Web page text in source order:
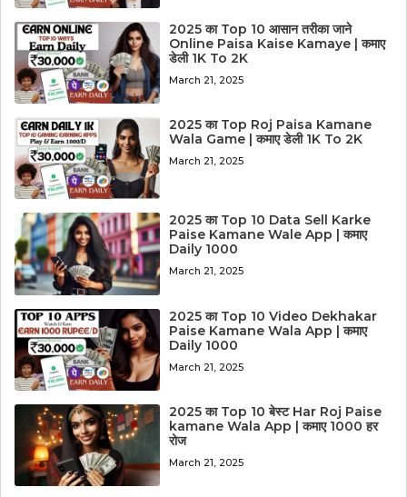
2025 का Top 10 आसान तरीका जाने
Online Paisa Kaise Kamaye | कमाए
डेली 1K To 2K
March 21, 2025
2025 का Top Roj Paisa Kamane
Wala Game | कमाए डेली 1K To 2K
March 21, 2025
2025 का Top 10 Data Sell Karke
Paise Kamane Wale App | कमाए
Daily 1000
March 21, 2025
2025 का Top 10 Video Dekhakar
Paise Kamane Wala App | कमाए
Daily 1000
March 21, 2025
2025 का Top 10 बेस्ट Har Roj Paise
kamane Wala App | कमाए 1000 हर
रोज
March 21, 2025